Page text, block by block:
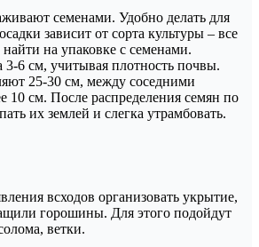
семенами. Удобно делать для
зависит от сорта культуры – все
на упаковке с семенами.
3-6 см, учитывая плотность почвы.
25-30 см, между соседними
10 см. После распределения семян по
их землей и слегка утрамбовать.
всходов организовать укрытие,
горошины. Для этого подойдут
ветки.